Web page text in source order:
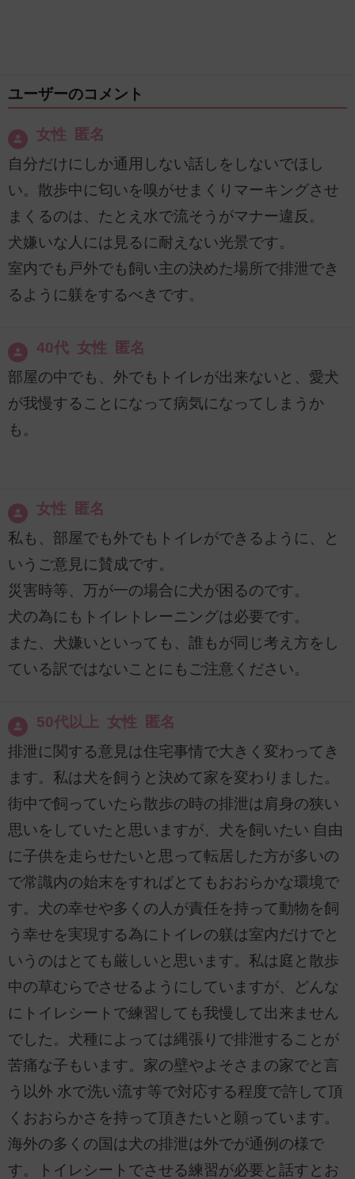
ユーザーのコメント
女性 匿名
自分だけにしか通用しない話しをしないでほし
い。散歩中に匂いを嗅がせまくりマーキングさせ
まくるのは、たとえ水で流そうがマナー違反。
犬嫌いな人には見るに耐えない光景です。
室内でも戸外でも飼い主の決めた場所で排泄でき
るように躾をするべきです。
40代 女性 匿名
部屋の中でも、外でもトイレが出来ないと、愛犬
が我慢することになって病気になってしまうか
も。
女性 匿名
私も、部屋でも外でもトイレができるように、と
いうご意見に賛成です。
災害時等、万が一の場合に犬が困るのです。
犬の為にもトイレトレーニングは必要です。
また、犬嫌いといっても、誰もが同じ考え方をし
ている訳ではないことにもご注意ください。
50代以上 女性 匿名
排泄に関する意見は住宅事情で大きく変わってき
ます。私は犬を飼うと決めて家を変わりました。
街中で飼っていたら散歩の時の排泄は肩身の狭い
思いをしていたと思いますが、犬を飼いたい 自由
に子供を走らせたいと思って転居した方が多いの
で常識内の始末をすればとてもおおらかな環境で
す。犬の幸せや多くの人が責任を持って動物を飼
う幸せを実現する為にトイレの躾は室内だけでと
いうのはとても厳しいと思います。私は庭と散歩
中の草むらでさせるようにしていますが、どんな
にトイレシートで練習しても我慢して出来ません
でした。犬種によっては縄張りで排泄することが
苦痛な子もいます。家の壁やよそさまの家でと言
う以外 水で洗い流す等で対応する程度で許して頂
くおおらかさを持って頂きたいと願っています。
海外の多くの国は犬の排泄は外でが通例の様で
す。トイレシートでさせる練習が必要と話すとお